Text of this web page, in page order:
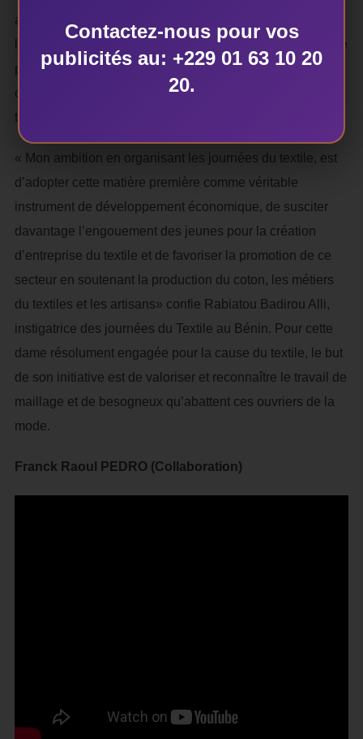
art du pagne africain qui vit et se nourrit d’une mode
locale vivace. Couturières et tailleurs, ceux qui habillent le
peuple, tenanciers d’ateliers aux coins de rue dans les
capitales africaines tous sont invités à cette fête du pagne
textile.
« Mon ambition en organisant les journées du textile, est
d’adopter cette matière première comme véritable
instrument de développement économique, de susciter
davantage l’engouement des jeunes pour la création
d’entreprise du textile et de favoriser la promotion de ce
secteur en soutenant la production du coton, les métiers
du textiles et les artisans» confie Rabiatou Badirou Alli,
instigatrice des journées du Textile au Bénin. Pour cette
dame résolument engagée pour la cause du textile, le but
de son initiative est de valoriser et reconnaître le travail de
maillage et de besogneux qu’abattent ces ouvriers de la
mode.
Franck Raoul PEDRO (Collaboration)
Contactez-nous pour vos
publicités au: +229 01 63 10 20
20.